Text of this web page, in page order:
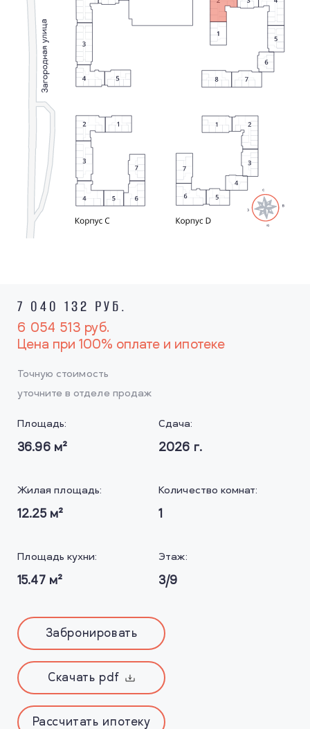
7 040 132 РУБ.
6 054 513 руб.
Цена при 100% оплате и ипотеке
Точную стоимость
уточните в отделе продаж
Площадь:
36.96м²
Сдача:
2026 г.
Жилая площадь:
12.25м²
Количество комнат:
1
Площадь кухни:
15.47м²
Этаж:
3/9
Забронировать
Скачать pdf
Рассчитать ипотеку